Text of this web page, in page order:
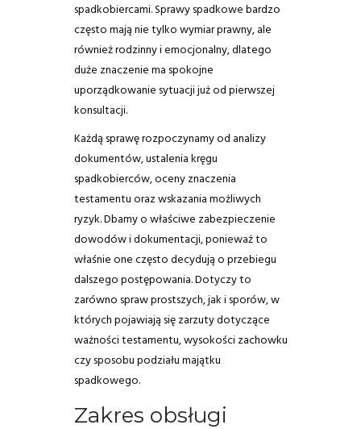
spadkobiercami. Sprawy spadkowe bardzo
często mają nie tylko wymiar prawny, ale
również rodzinny i emocjonalny, dlatego
duże znaczenie ma spokojne
uporządkowanie sytuacji już od pierwszej
konsultacji.
Każdą sprawę rozpoczynamy od analizy
dokumentów, ustalenia kręgu
spadkobierców, oceny znaczenia
testamentu oraz wskazania możliwych
ryzyk. Dbamy o właściwe zabezpieczenie
dowodów i dokumentacji, ponieważ to
właśnie one często decydują o przebiegu
dalszego postępowania. Dotyczy to
zarówno spraw prostszych, jak i sporów, w
których pojawiają się zarzuty dotyczące
ważności testamentu, wysokości zachowku
czy sposobu podziału majątku
spadkowego.
Zakres obsługi